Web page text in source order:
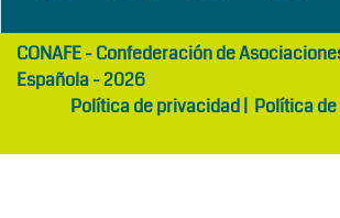
girls
abaya
maltepe
otelCONAFE - Confederación de
Española - 2026
Política de privacidad| Política